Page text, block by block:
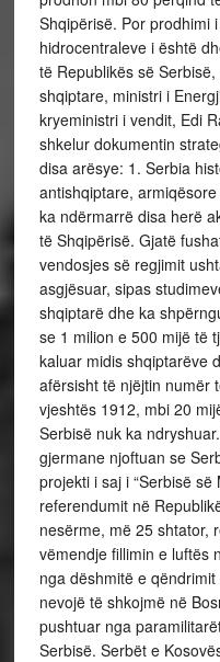
Shqipërisë. Por prodhimi
hidrocentraleve i është
të Republikës së
shqiptare, ministri i
kryeministri i vendit, Edi
shkelur dokumentin
disa arësye: 1. Serbia
antishqiptare,
ka ndërmarrë disa herë
të Shqipërisë. Gjatë
vendosjes së regjimit
asgjësuar, sipas
shqiptarë dhe ka
se 1 milion e 500 mijë të
kaluar midis shqiptarëve
afërsisht të njëjtin numër
vjeshtës 1912, mbi 20
Serbisë nuk ka
gjermane njoftuan se
projekti i saj i “Serbisë së
referendumit në
nesërme, më 25 shtator,
vëmendje fillimin e luftës
nga dëshmitë e
nevojë të shkojmë në
pushtuar nga
Serbisë. Serbët e